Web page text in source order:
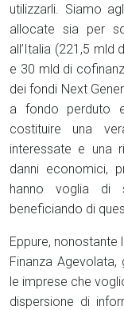
utilizzarli. Siamo
allocate sia per
all’Italia (221,5
e 30 mld di
dei fondi Next
a fondo perduto
costituire una
interessate e una
danni economici,
hanno voglia di
beneficiando di
Eppure,
Finanza
le imprese che
dispersione di